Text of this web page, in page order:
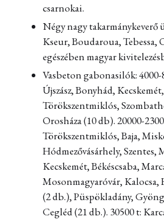
csarnokai.
Négy nagy takarmánykeverő
Kseur, Boudaroua, Tebessa,
egészében magyar
Vasbeton gabonasilók:
Újszász, Bonyhád,
Törökszentmiklós,
Orosháza (10 db). 20000-
Törökszentmiklós, Baja,
Hódmezővásárhely, Szentes,
Kecskemét, Békéscsaba,
Mosonmagyaróvár, Kalocsa,
(2 db.), Püspökladány,
Cegléd (21 db.). 30500 t: